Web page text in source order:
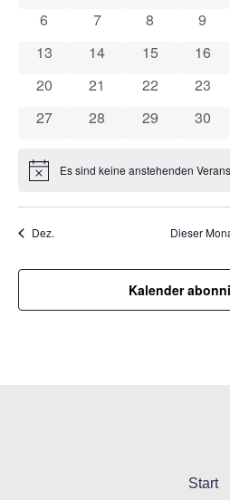
Veranstaltungen
0 Veranstaltungen
6 0 Veranstaltungen
7 0
8 0
9
0 Veranstaltungen
13 0 Veranstaltungen
14 0
15 0
16
0 Veranstaltungen
20 0 Veranstaltungen
21 0
22 0
23
0 Veranstaltungen
27 0 Veranstaltungen
28 0
29 0
30
HinweisEs sind keine anstehenden
Dez. Dieser
Kalender
Start